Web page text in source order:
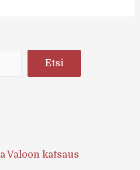
Etsi
Valoon katsaus